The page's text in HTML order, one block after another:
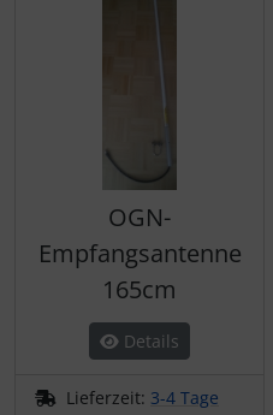
OGN-
Empfangsantenne
165cm
Details
Lieferzeit: 3-4 Tage